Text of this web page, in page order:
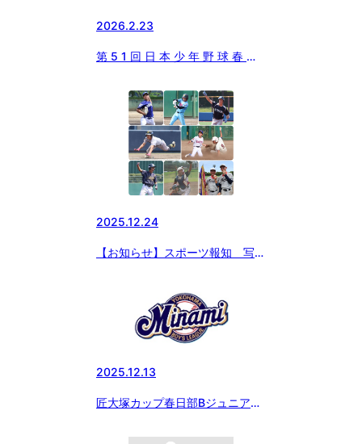
2026.2.23
第 5 1 回 ⽇ 本 少 年 野 球 春 季
2025.12.24
【お知らせ】スポーツ報知 写真
2025.12.13
匠大塚カップ春日部Bジュニア大